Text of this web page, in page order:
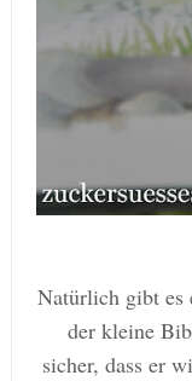
Natürlich gibt es
der kleine
sicher, dass er